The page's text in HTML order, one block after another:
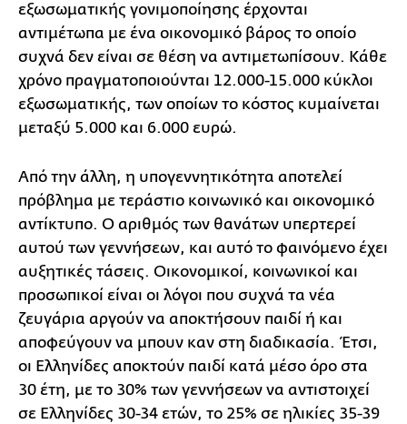
εξωσωματικής γονιμοποίησης έρχονται
αντιμέτωπα με ένα οικονομικό βάρος το οποίο
συχνά δεν είναι σε θέση να αντιμετωπίσουν. Κάθε
χρόνο πραγματοποιούνται 12.000-15.000 κύκλοι
εξωσωματικής, των οποίων το κόστος κυμαίνεται
μεταξύ 5.000 και 6.000 ευρώ.
Από την άλλη, η υπογεννητικότητα αποτελεί
πρόβλημα με τεράστιο κοινωνικό και οικονομικό
αντίκτυπο. Ο αριθμός των θανάτων υπερτερεί
αυτού των γεννήσεων, και αυτό το φαινόμενο έχει
αυξητικές τάσεις. Οικονομικοί, κοινωνικοί και
προσωπικοί είναι οι λόγοι που συχνά τα νέα
ζευγάρια αργούν να αποκτήσουν παιδί ή και
αποφεύγουν να μπουν καν στη διαδικασία. Έτσι,
οι Ελληνίδες αποκτούν παιδί κατά μέσο όρο στα
30 έτη, με το 30% των γεννήσεων να αντιστοιχεί
σε Ελληνίδες 30-34 ετών, το 25% σε ηλικίες 35-39